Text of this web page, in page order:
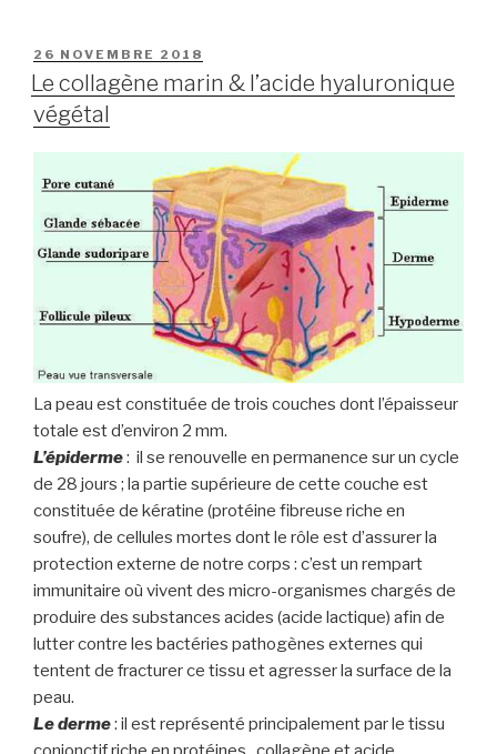
PUBLIÉ
LE
26 NOVEMBRE 2018
Le collagène marin & l’acide hyaluronique
végétal
La peau est constituée de trois couches dont l’épaisseur
totale est d’environ 2 mm.
L’épiderme: il se renouvelle en permanence sur un cycle
de 28 jours ; la partie supérieure de cette couche est
constituée de kératine (protéine fibreuse riche en
soufre), de cellules mortes dont le rôle est d’assurer la
protection externe de notre corps : c’est un rempart
immunitaire où vivent des micro-organismes chargés de
produire des substances acides (acide lactique) afin de
lutter contre les bactéries pathogènes externes qui
tentent de fracturer ce tissu et agresser la surface de la
peau.
Le derme: il est représenté principalement par le tissu